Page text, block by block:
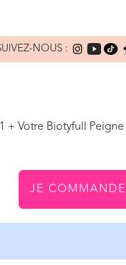
NOUS :
+ Votre Biotyfull
JE COMMANDE